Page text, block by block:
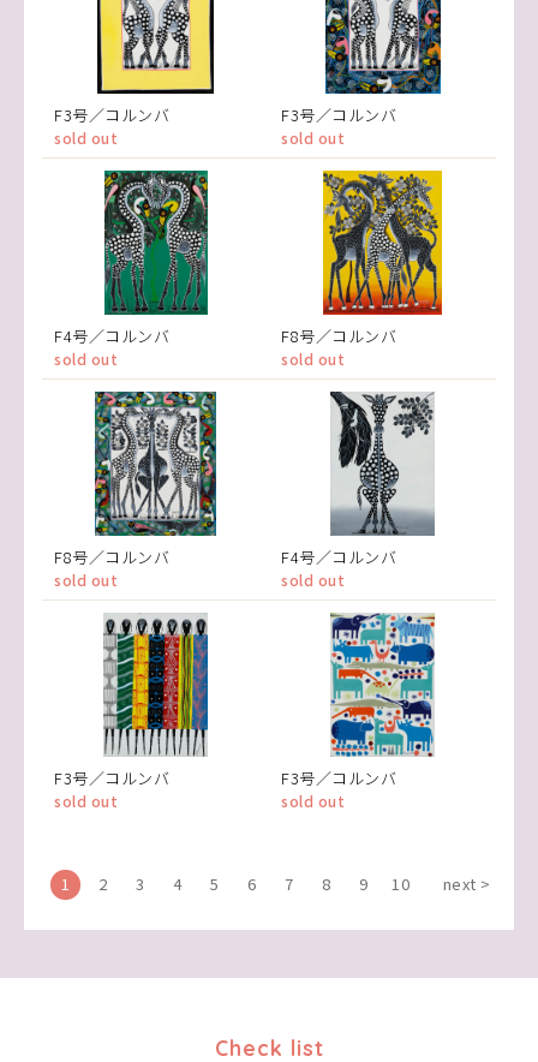
F3号／コルンバ
sold out
F3号／コルンバ
sold out
F4号／コルンバ
sold out
F8号／コルンバ
sold out
F8号／コルンバ
sold out
F4号／コルンバ
sold out
F3号／コルンバ
sold out
F3号／コルンバ
sold out
1 2 3 4 5 6 7 8 9 10 next >
Check list